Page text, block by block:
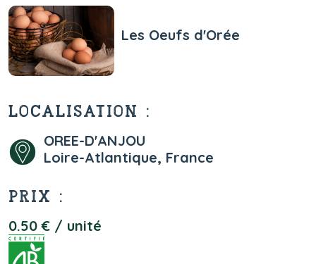
Les Oeufs d'Orée
LOCALISATION :
OREE-D'ANJOU
Loire-Atlantique, France
PRIX :
0.50 € / unité